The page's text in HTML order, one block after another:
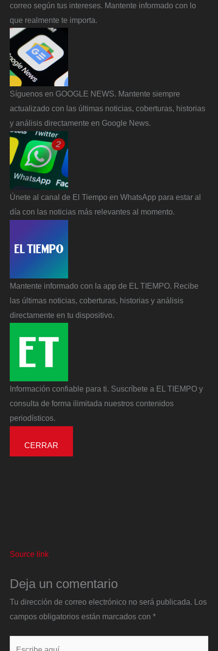
correo según tus intereses. Mantente informado con lo
que realmente te importa.
Síguenos en GOOGLE NEWS. Mantente siempre
actualizado con las últimas noticias, coberturas, historias
y análisis directamente en Google News.
Únete al canal de El Tiempo en WhatsApp para estar al
día con las noticias más relevantes al momento.
Mantente informado con la app de EL TIEMPO. Recibe
las últimas noticias, coberturas, historias y análisis
directamente en tu dispositivo.
Información confiable para ti. Suscríbete a EL TIEMPO y
consulta de forma ilimitada nuestros contenidos
periodísticos.
CERRAR
Source link
Deja un comentario
Tu dirección de correo electrónico no será publicada.
Los
campos obligatorios están marcados con *